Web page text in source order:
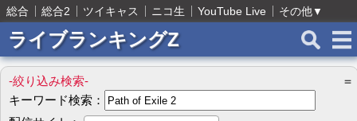
総合 総合2 ツイキャス ニコ生 YouTube Live その他▼
ライブランキングZ
-絞り込み検索-
＝
キーワード検索：